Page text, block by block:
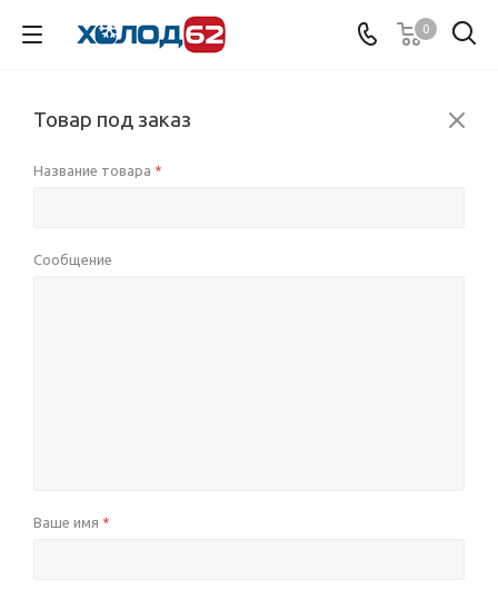
0
Товар под заказ
Название товара *
Сообщение
Ваше имя *